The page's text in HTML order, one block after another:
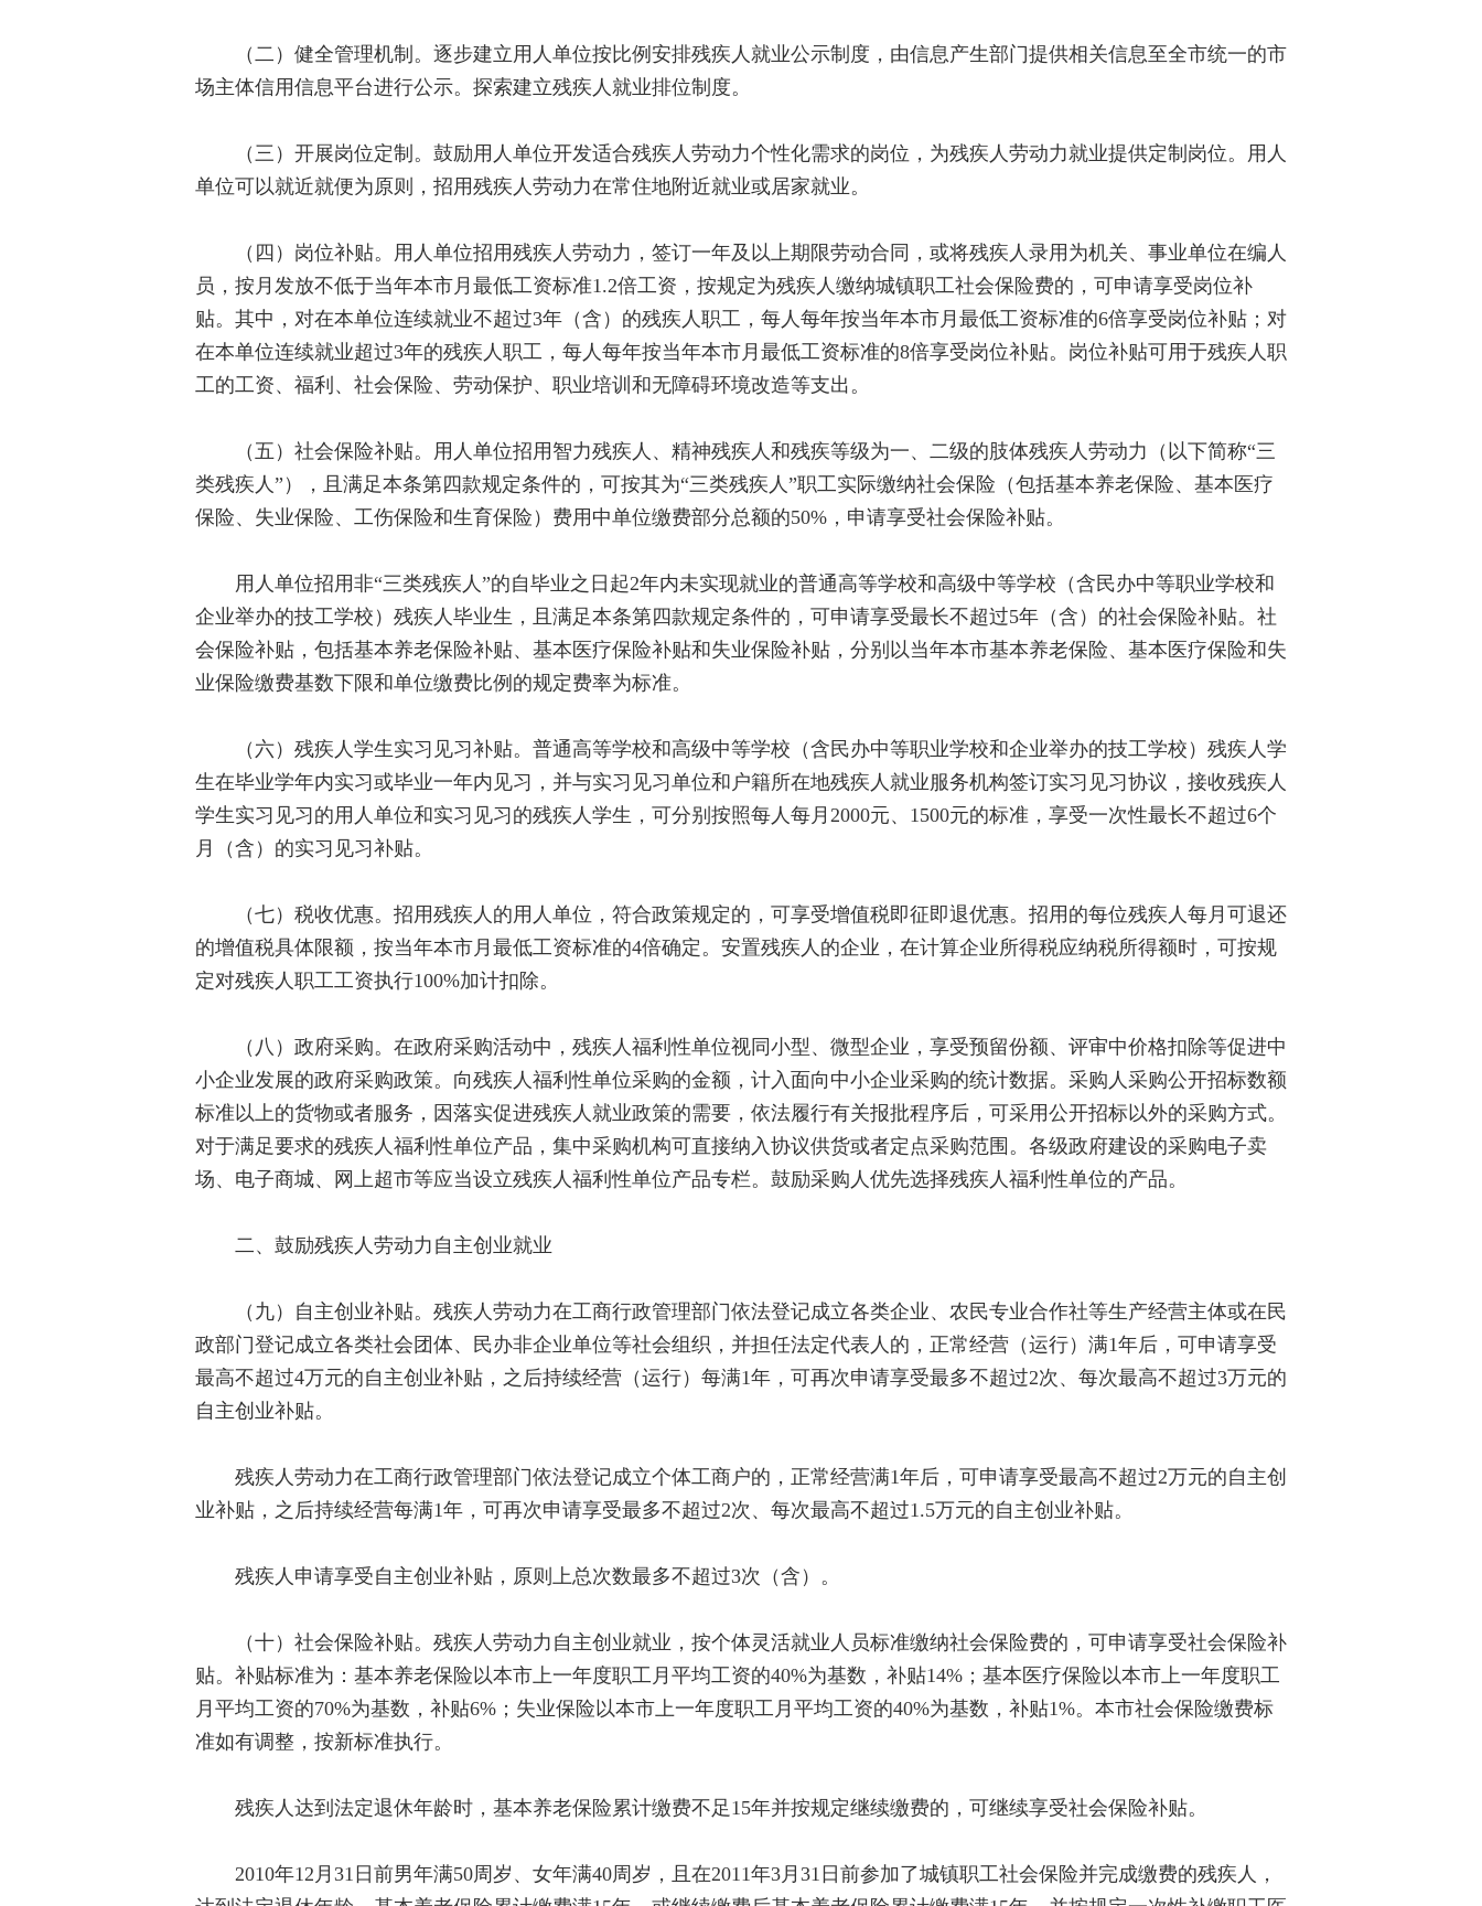
（二）健全管理机制。逐步建立用人单位按比例安排残疾人就业公示制度，由信息产生部门提供相关信息至全市统一的市
场主体信用信息平台进行公示。探索建立残疾人就业排位制度。
（三）开展岗位定制。鼓励用人单位开发适合残疾人劳动力个性化需求的岗位，为残疾人劳动力就业提供定制岗位。用人
单位可以就近就便为原则，招用残疾人劳动力在常住地附近就业或居家就业。
（四）岗位补贴。用人单位招用残疾人劳动力，签订一年及以上期限劳动合同，或将残疾人录用为机关、事业单位在编人
员，按月发放不低于当年本市月最低工资标准1.2倍工资，按规定为残疾人缴纳城镇职工社会保险费的，可申请享受岗位补
贴。其中，对在本单位连续就业不超过3年（含）的残疾人职工，每人每年按当年本市月最低工资标准的6倍享受岗位补贴；对
在本单位连续就业超过3年的残疾人职工，每人每年按当年本市月最低工资标准的8倍享受岗位补贴。岗位补贴可用于残疾人职
工的工资、福利、社会保险、劳动保护、职业培训和无障碍环境改造等支出。
（五）社会保险补贴。用人单位招用智力残疾人、精神残疾人和残疾等级为一、二级的肢体残疾人劳动力（以下简称“三
类残疾人”），且满足本条第四款规定条件的，可按其为“三类残疾人”职工实际缴纳社会保险（包括基本养老保险、基本医疗
保险、失业保险、工伤保险和生育保险）费用中单位缴费部分总额的50%，申请享受社会保险补贴。
用人单位招用非“三类残疾人”的自毕业之日起2年内未实现就业的普通高等学校和高级中等学校（含民办中等职业学校和
企业举办的技工学校）残疾人毕业生，且满足本条第四款规定条件的，可申请享受最长不超过5年（含）的社会保险补贴。社
会保险补贴，包括基本养老保险补贴、基本医疗保险补贴和失业保险补贴，分别以当年本市基本养老保险、基本医疗保险和失
业保险缴费基数下限和单位缴费比例的规定费率为标准。
（六）残疾人学生实习见习补贴。普通高等学校和高级中等学校（含民办中等职业学校和企业举办的技工学校）残疾人学
生在毕业学年内实习或毕业一年内见习，并与实习见习单位和户籍所在地残疾人就业服务机构签订实习见习协议，接收残疾人
学生实习见习的用人单位和实习见习的残疾人学生，可分别按照每人每月2000元、1500元的标准，享受一次性最长不超过6个
月（含）的实习见习补贴。
（七）税收优惠。招用残疾人的用人单位，符合政策规定的，可享受增值税即征即退优惠。招用的每位残疾人每月可退还
的增值税具体限额，按当年本市月最低工资标准的4倍确定。安置残疾人的企业，在计算企业所得税应纳税所得额时，可按规
定对残疾人职工工资执行100%加计扣除。
（八）政府采购。在政府采购活动中，残疾人福利性单位视同小型、微型企业，享受预留份额、评审中价格扣除等促进中
小企业发展的政府采购政策。向残疾人福利性单位采购的金额，计入面向中小企业采购的统计数据。采购人采购公开招标数额
标准以上的货物或者服务，因落实促进残疾人就业政策的需要，依法履行有关报批程序后，可采用公开招标以外的采购方式。
对于满足要求的残疾人福利性单位产品，集中采购机构可直接纳入协议供货或者定点采购范围。各级政府建设的采购电子卖
场、电子商城、网上超市等应当设立残疾人福利性单位产品专栏。鼓励采购人优先选择残疾人福利性单位的产品。
二、鼓励残疾人劳动力自主创业就业
（九）自主创业补贴。残疾人劳动力在工商行政管理部门依法登记成立各类企业、农民专业合作社等生产经营主体或在民
政部门登记成立各类社会团体、民办非企业单位等社会组织，并担任法定代表人的，正常经营（运行）满1年后，可申请享受
最高不超过4万元的自主创业补贴，之后持续经营（运行）每满1年，可再次申请享受最多不超过2次、每次最高不超过3万元的
自主创业补贴。
残疾人劳动力在工商行政管理部门依法登记成立个体工商户的，正常经营满1年后，可申请享受最高不超过2万元的自主创
业补贴，之后持续经营每满1年，可再次申请享受最多不超过2次、每次最高不超过1.5万元的自主创业补贴。
残疾人申请享受自主创业补贴，原则上总次数最多不超过3次（含）。
（十）社会保险补贴。残疾人劳动力自主创业就业，按个体灵活就业人员标准缴纳社会保险费的，可申请享受社会保险补
贴。补贴标准为：基本养老保险以本市上一年度职工月平均工资的40%为基数，补贴14%；基本医疗保险以本市上一年度职工
月平均工资的70%为基数，补贴6%；失业保险以本市上一年度职工月平均工资的40%为基数，补贴1%。本市社会保险缴费标
准如有调整，按新标准执行。
残疾人达到法定退休年龄时，基本养老保险累计缴费不足15年并按规定继续缴费的，可继续享受社会保险补贴。
2010年12月31日前男年满50周岁、女年满40周岁，且在2011年3月31日前参加了城镇职工社会保险并完成缴费的残疾人，